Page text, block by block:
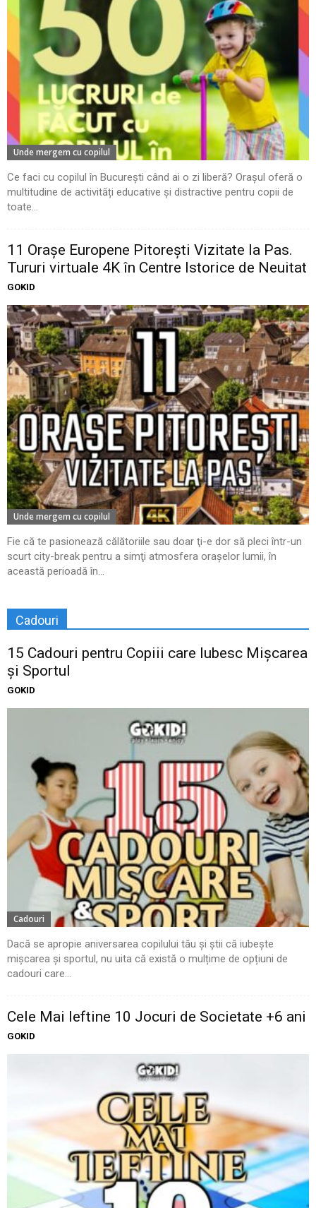
Unde mergem cu copilul
Ce faci cu copilul în București când ai o zi liberă? Orașul oferă o
multitudine de activități educative și distractive pentru copii de
toate...
11 Oraşe Europene Pitoreşti Vizitate la Pas.
Tururi virtuale 4K în Centre Istorice de Neuitat
GOKID
Unde mergem cu copilul
Fie că te pasionează călătoriile sau doar ţi-e dor să pleci într-un
scurt city-break pentru a simţi atmosfera oraşelor lumii, în
această perioadă în...
Cadouri
15 Cadouri pentru Copiii care Iubesc Mișcarea
și Sportul
GOKID
Cadouri
Dacă se apropie aniversarea copilului tău și știi că iubește
mișcarea și sportul, nu uita că există o mulțime de opțiuni de
cadouri care...
Cele Mai Ieftine 10 Jocuri de Societate +6 ani
GOKID